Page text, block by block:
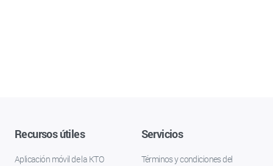
Recursos útiles
Aplicación móvil de la KTO
Servicios
Términos y condiciones del